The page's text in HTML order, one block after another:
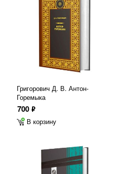
Григорович Д. В. Антон-
Горемыка
700 ф
В корзину